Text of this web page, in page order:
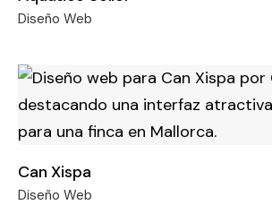
Diseño Web
Can Xispa
Diseño Web